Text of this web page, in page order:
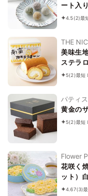
ート入
スイー
4.5(2)最
THE
美味生
ステラ
5(2)最短
パティ
黄金の
5(2)最短
Flower
花咲く
ット）
袋を3枚
4.67(3)